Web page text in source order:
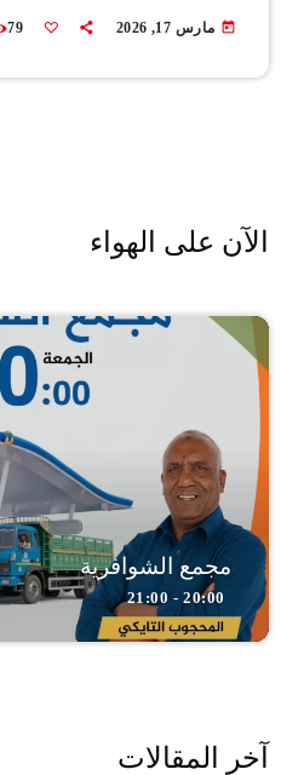
today مارس 17, 2026 79
الآن على الهواء
مجمع الشوافرية
20:00 - 21:00
آخر المقالات